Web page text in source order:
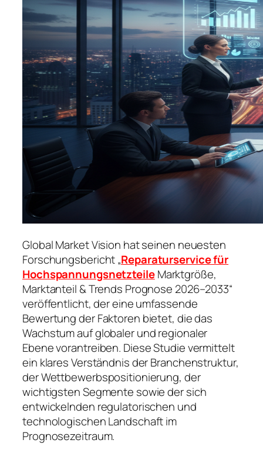
Global Market Vision hat seinen neuesten
Forschungsbericht „Reparaturservice für
HochspannungsnetzteileMarktgröße,
Marktanteil & Trends Prognose 2026–2033“
veröffentlicht, der eine umfassende
Bewertung der Faktoren bietet, die das
Wachstum auf globaler und regionaler
Ebene vorantreiben. Diese Studie vermittelt
ein klares Verständnis der Branchenstruktur,
der Wettbewerbspositionierung, der
wichtigsten Segmente sowie der sich
entwickelnden regulatorischen und
technologischen Landschaft im
Prognosezeitraum.